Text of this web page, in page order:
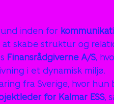
inden for
skabe struktur og
Finansrådgiverne A/S,
i et dynamisk miljø.
fra Sverige, hvor
for Kalmar ESS,